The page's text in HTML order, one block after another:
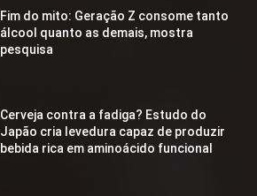
Fim do mito: Geração Z consome tanto
álcool quanto as demais, mostra
pesquisa
Cerveja contra a fadiga? Estudo do
Japão cria levedura capaz de produzir
bebida rica em aminoácido funcional